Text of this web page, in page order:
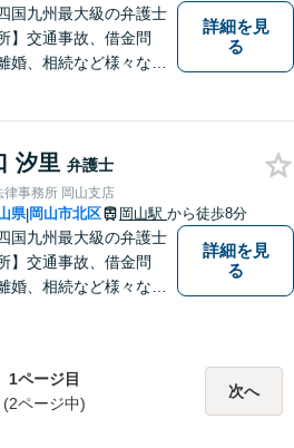
国九州最大級の弁護士
】交通事故、借金問
婚、相続など様々な問
詳細を見
る
汐里 弁護士
律事務所 岡山支店
県|岡山市北区 岡山駅 から徒歩8分
国九州最大級の弁護士
】交通事故、借金問
婚、相続など様々な問
詳細を見
る
1ページ目
(2ページ中)
次へ